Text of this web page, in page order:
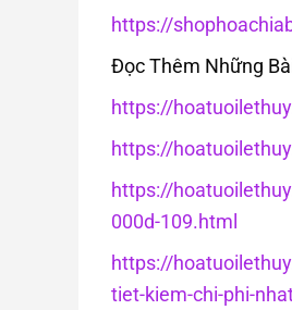
https://
Đọc Thêm Những
https://
https://
https://
000d-109.html
https://
tiet-kiem-chi-phi-